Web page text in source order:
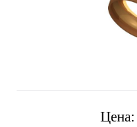
Цена: